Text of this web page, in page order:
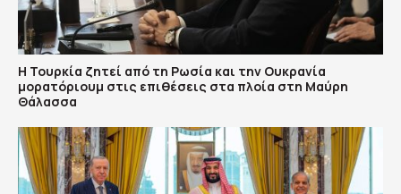
Η Τουρκία ζητεί από τη Ρωσία και την Ουκρανία
μορατόριουμ στις επιθέσεις στα πλοία στη Μαύρη
Θάλασσα